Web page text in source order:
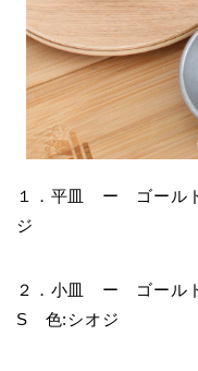
１．平皿 ー ゴール
ジ
２．小皿 ー ゴール
S 色:シオジ